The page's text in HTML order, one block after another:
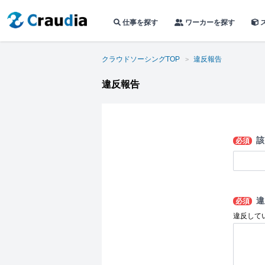
仕事を探す ワーカーを探す
クラウドソーシングTOP 違反報告
違反報告
必須
必須
違反して